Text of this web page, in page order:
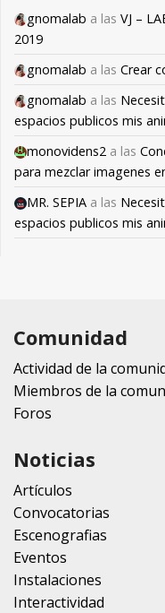
gnomalab a las VJ –
2019
gnomalab a las Crear
gnomalab a las
espacios publicos mis
monovidens2 a las
para mezclar imagenes
MR. SEPIA a las
espacios publicos mis
Comunidad
Actividad de la
Miembros de la
Foros
Noticias
Artículos
Convocatorias
Escenografias
Eventos
Instalaciones
Interactividad